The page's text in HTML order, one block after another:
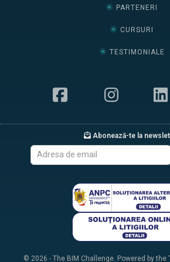
PARTENERI
CURSURI
TESTIMONIALE
Abonează-te la
© 2026 - The BIM Challenge. Powered by the